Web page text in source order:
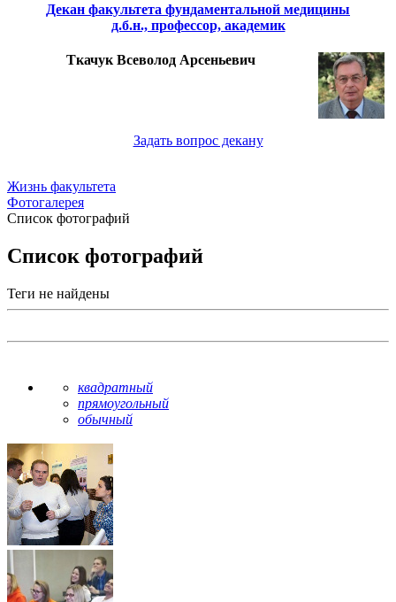
Декан факультета фундаментальной медицины
д.б.н., профессор, академик
Ткачук Всеволод Арсеньевич
Задать вопрос декану
Жизнь факультета
Фотогалерея
Список фотографий
Список фотографий
Теги не найдены
квадратный
прямоугольный
обычный